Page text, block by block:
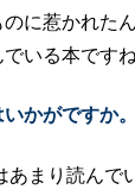
に惹かれた
いる本ですね
かがですか。
あまり読んで